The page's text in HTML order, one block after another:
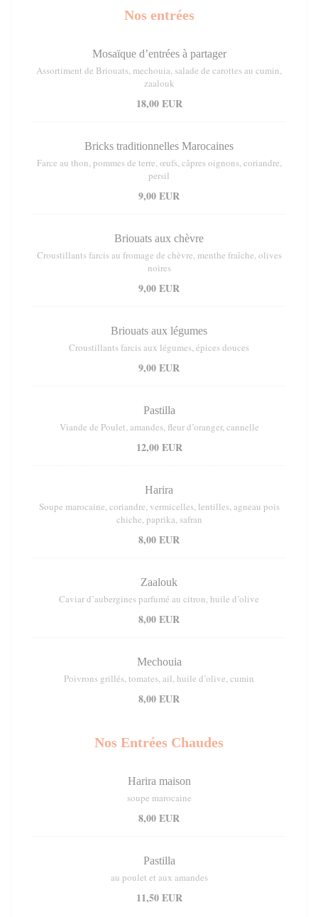
Nos entrées
Mosaïque d’entrées à partager
Assortiment de Briouats, mechouia, salade de carottes au cumin,
zaalouk
18,00 EUR
Bricks traditionnelles Marocaines
Farce au thon, pommes de terre, œufs, câpres oignons, coriandre,
persil
9,00 EUR
Briouats aux chèvre
Croustillants farcis au fromage de chèvre, menthe fraîche, olives
noires
9,00 EUR
Briouats aux légumes
Croustillants farcis aux légumes, épices douces
9,00 EUR
Pastilla
Viande de Poulet, amandes, fleur d’oranger, cannelle
12,00 EUR
Harira
Soupe marocaine, coriandre, vermicelles, lentilles, agneau pois
chiche, paprika, safran
8,00 EUR
Zaalouk
Caviar d’aubergines parfumé au citron, huile d’olive
8,00 EUR
Mechouia
Poivrons grillés, tomates, ail, huile d’olive, cumin
8,00 EUR
Nos Entrées Chaudes
Harira maison
soupe marocaine
8,00 EUR
Pastilla
au poulet et aux amandes
11,50 EUR